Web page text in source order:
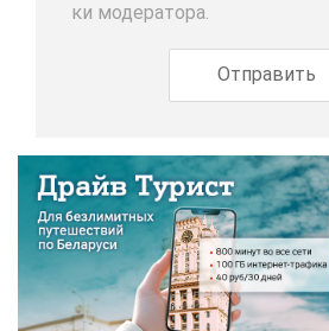
ки мо­де­ра­то­ра.